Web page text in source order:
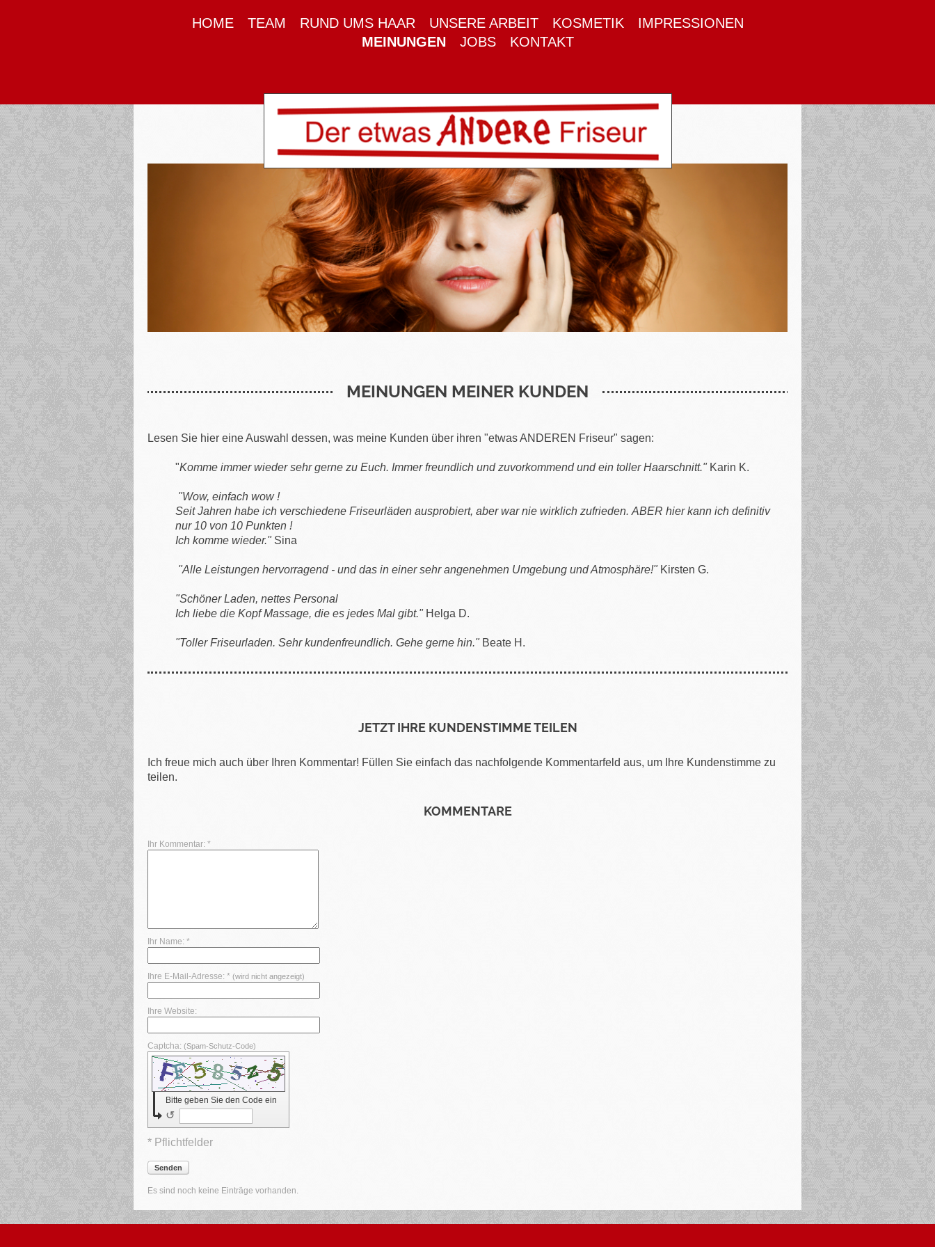
HOME TEAM RUND UMS HAAR UNSERE ARBEIT KOSMETIK
IMPRESSIONEN
MEINUNGEN
JOBS KONTAKT
MEINUNGEN MEINER KUNDEN
Lesen Sie hier eine Auswahl dessen, was meine Kunden über ihren "etwas ANDEREN Friseur" sagen:
"Komme immer wieder sehr gerne zu Euch. Immer freundlich und zuvorkommend und ein toller Haarschnitt."Karin K.
"Wow, einfach wow !
Seit Jahren habe ich verschiedene Friseurläden ausprobiert, aber war nie wirklich zufrieden. ABER hier kann ich definitiv
nur 10 von 10 Punkten !
Ich komme wieder." Sina
"Alle Leistungen hervorragend - und das in einer sehr angenehmen Umgebung und Atmosphäre!"Kirsten G.
"Schöner Laden, nettes Personal
Ich liebe die Kopf Massage, die es jedes Mal gibt."Helga D.
"Toller Friseurladen. Sehr kundenfreundlich. Gehe gerne hin."Beate H.
JETZT IHRE KUNDENSTIMME TEILEN
Ich freue mich auch über Ihren Kommentar! Füllen Sie einfach das nachfolgende Kommentarfeld aus, um Ihre Kundenstimme zu
teilen.
KOMMENTARE
Ihr Kommentar: *
Ihr Name: *
Ihre E-Mail-Adresse: *(wird nicht angezeigt)
Ihre Website:
Captcha:(Spam-Schutz-Code)
Bitte geben Sie den Code ein
↺
* Pflichtfelder
Senden
Es sind noch keine Einträge vorhanden.